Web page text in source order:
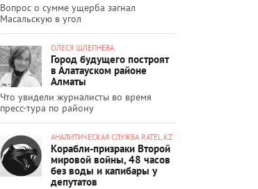
Вопрос о сумме ущерба загнал
Масальскую в угол
ОЛЕСЯ ШЛЕПНЕВА
Город будущего построят
в Алатауском районе
Алматы
Что увидели журналисты во время
пресс-тура по району
АНАЛИТИЧЕСКАЯ СЛУЖБА RATEL.KZ
Корабли-призраки Второй
мировой войны, 48 часов
без воды и капибары у
депутатов